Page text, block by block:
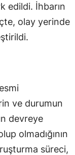
edildi. İhbarın
olay yerinde
ve durumun
devreye
olmadığının
süreci,